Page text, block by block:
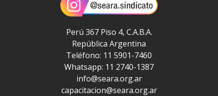
Perú 367 Piso 4, C.A.B.A.
República Argentina
Teléfono: 11 5901-7460
Whatsapp: 11 2740-1387
info@seara.org.ar
capacitacion@seara.org.ar